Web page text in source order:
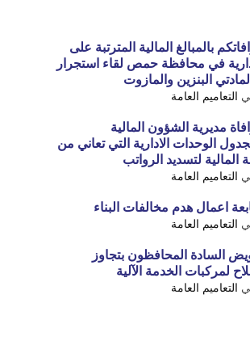
بالمبالغ المالية المترتبة على
في محافظة حمص لقاء استجرار
البنزين والمازوت
التعاميم العامة
مديرية الشؤون المالية
الوحدات الادارية التي تعاني من
لتسديد الرواتب
التعاميم العامة
اعمال هدم مخالفات البناء
التعاميم العامة
السادة المحافظون بتجاوز
لمركبات الخدمة الآلية
التعاميم العامة